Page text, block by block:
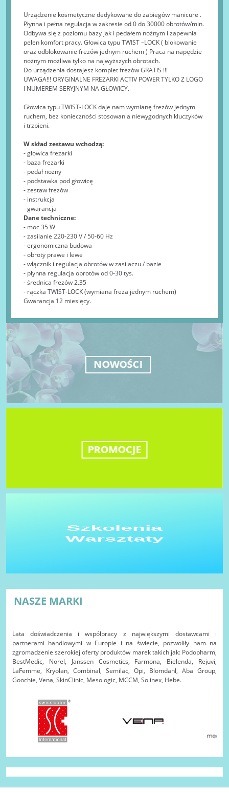
Urządzenie kosmetyczne dedykowane do zabiegów manicure .
Płynna i pełna regulacja w zakresie od 0 do 30000 obrotów/min.
Odbywa się z poziomu bazy jak i pedałem nożnym i zapewnia
pełen komfort pracy. Głowica typu TWIST –LOCK ( blokowanie
oraz odblokowanie frezów jednym ruchem ) Praca na napędzie
nożnym możliwa tylko na najwyższych obrotach.
Do urządzenia dostajesz komplet frezów GRATIS !!!
UWAGA!!! ORYGINALNE FREZARKI ACTIV POWER TYLKO Z LOGO
I NUMEREM SERYJNYM NA GŁOWICY.
Głowica typu TWIST-LOCK daje nam wymianę frezów jednym
ruchem, bez konieczności stosowania niewygodnych kluczyków
i trzpieni.
W skład zestawu wchodzą:
- głowica frezarki
- baza frezarki
- pedał nożny
- podstawka pod głowicę
- zestaw frezów
- instrukcja
- gwarancja
Dane techniczne:
- moc 35 W
- zasilanie 220-230 V / 50-60 Hz
- ergonomiczna budowa
- obroty prawe i lewe
- włącznik i regulacja obrotów w zasilaczu / bazie
- płynna regulacja obrotów od 0-30 tys.
- średnica frezów 2.35
- rączka TWIST-LOCK (wymiana freza jednym ruchem)
Gwarancja 12 miesięcy.
NASZE MARKI
Lata doświadczenia i współpracy z największymi dostawcami i
partnerami handlowymi w Europie i na świecie, pozwoliły nam na
zgromadzenie szerokiej oferty produktów marek takich jak: Podopharm,
BestMedic, Norel, Janssen Cosmetics, Farmona, Bielenda, Rejuvi,
LaFemme, Kryolan, Combinal, Semilac, Opi, Blomdahl, Aba Group,
Goochie, Vena, SkinClinic, Mesologic, MCCM, Solinex, Hebe.